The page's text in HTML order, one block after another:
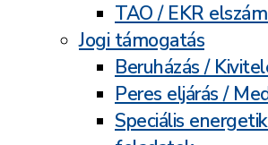
TAO / EKR
Jogi támogatás
Beruházás /
Peres eljárás /
Speciális